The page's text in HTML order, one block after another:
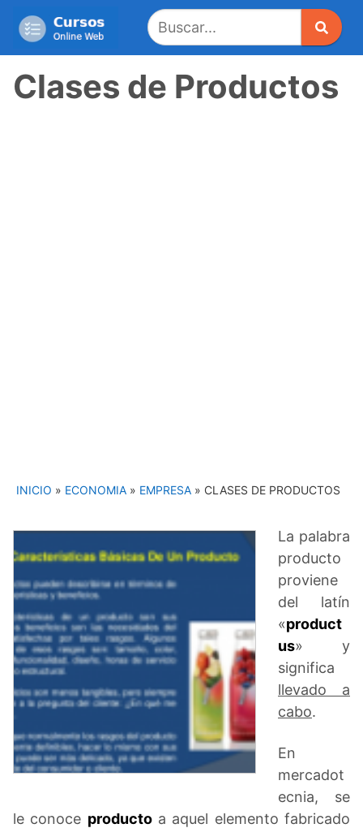
Clases de Productos
INICIO » ECONOMIA » EMPRESA » CLASES DE PRODUCTOS
La palabra
producto
proviene
del latín
«product
us» y
significa
llevado a
cabo.
En
mercadot
ecnia, se
le conoce productoa aquel elemento fabricado